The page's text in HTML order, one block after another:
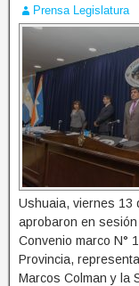
Prensa Legislatura
Ushuaia, viernes 13
aprobaron en sesión
Convenio marco N°
Provincia,
Marcos Colman y la